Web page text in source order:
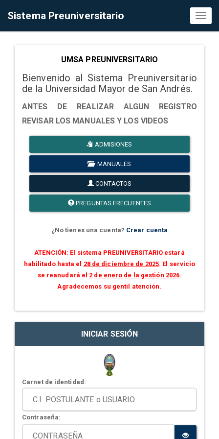
Sistema Preuniversitario
UMSA PREUNIVERSITARIO
Bienvenido al Sistema Preuniversitario
de la Universidad Mayor de San Andrés.
ANTES DE REALIZAR ALGUN REGISTRO
REVISAR LOS MANUALES Y LOS VIDEOS
ADMISIONES
MANUALES
CONTACTOS
PREGUNTAS FRECUENTES
¿No tienes una cuenta? Crear cuenta
ATENCIÓN: El sistema PREUNIVERSITARIO estará
habilitado hasta el 28 de diciembre de 2025. El servicio
se reanudará el 2 de enero de la gestión 2026.
Agradecemos su gentil atención.
INICIAR SESIÓN
Carnet de identidad:
Contraseña: